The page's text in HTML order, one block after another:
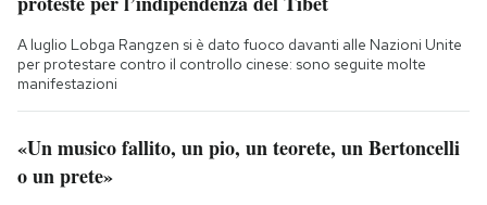
A luglio Lobga Rangzen si è dato fuoco davanti alle Nazioni Unite
per protestare contro il controllo cinese: sono seguite molte
manifestazioni
«Un musico fallito, un pio, un teorete, un Bertoncelli
o un prete»